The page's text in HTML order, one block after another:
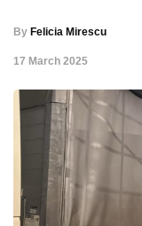
By Felicia Mirescu
,17 March 2025